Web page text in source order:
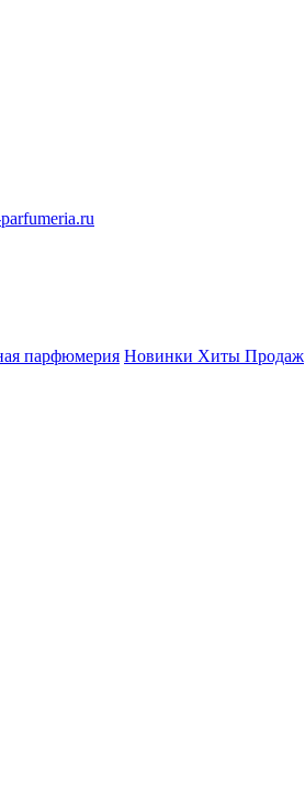
парфюмерия Новинки Хиты Продаж